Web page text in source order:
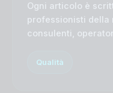
Ogni articolo è
professionisti della
consulenti,
Qualità